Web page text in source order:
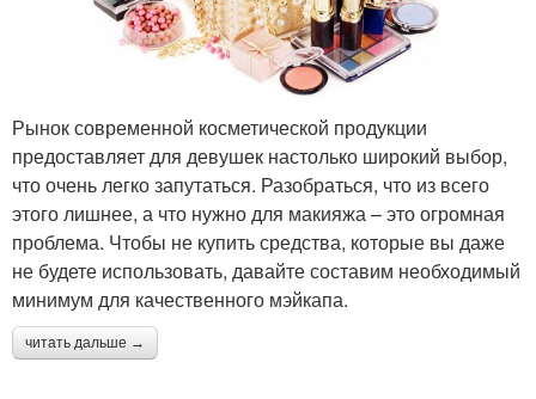
Рынок современной косметической продукции
предоставляет для девушек настолько широкий выбор,
что очень легко запутаться. Разобраться, что из всего
этого лишнее, а что нужно для макияжа – это огромная
проблема. Чтобы не купить средства, которые вы даже
не будете использовать, давайте составим необходимый
минимум для качественного мэйкапа.
читать дальше →